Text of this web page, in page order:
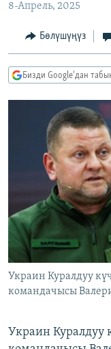
МАДАНИЯТ
ТВ ПРОГРАММАЛАР
БҮГҮН АЗАТТЫКТА
ДАНИСТЕ
ЭЖЕ-СИҢДИЛЕР
АЗАТТЫК+
ЫҢГАЙСЫЗ
ПОДКАСТ
Русский
ОНЛАЙН ШЕРИНЕ
ЭЕ/АРнун
8-Апрель, 2025
Бөлүшүңүз
Бизди Google'дан
Украин Куралдуу
командачысы
Украин Куралдуу